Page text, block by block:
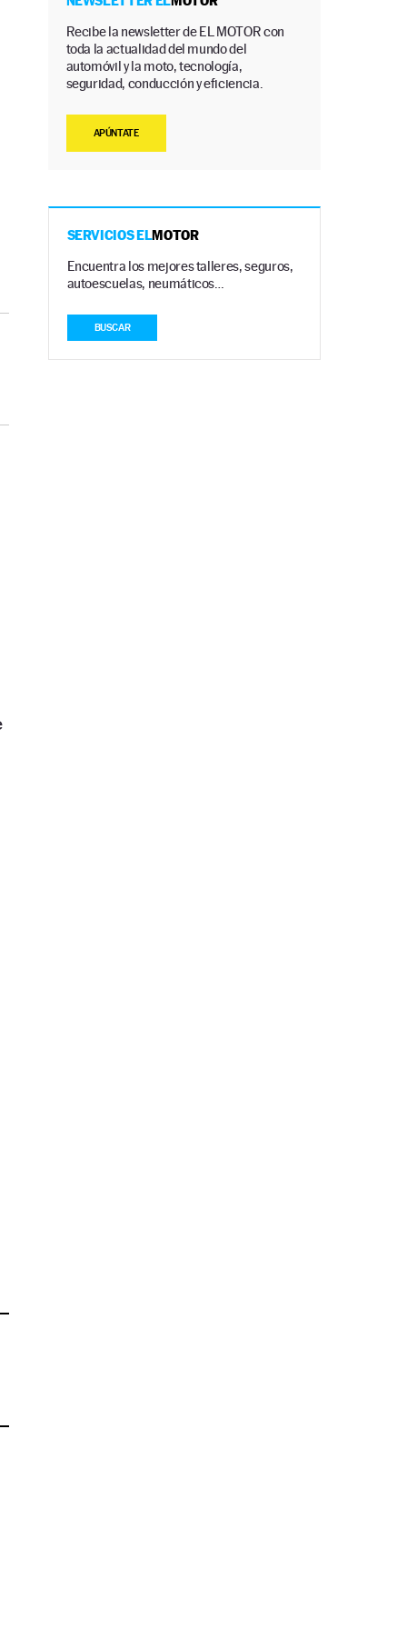
Recibe la newsletter de EL MOTOR con
toda la actualidad del mundo del
automóvil y la moto, tecnología,
seguridad, conducción y eficiencia.
APÚNTATE
SERVICIOS ELMOTOR
Encuentra los mejores talleres, seguros,
autoescuelas, neumáticos…
BUSCAR